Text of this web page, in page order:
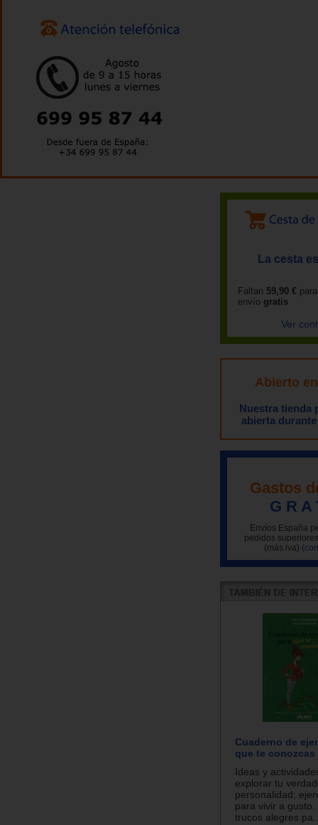
La cesta
Faltan 59,90 €
envío gratis
Ver
Abierto
Nuestra tienda
abierta
Gastos
G R A
Envíos España
pedidos
(más iva)
Cuaderno de
que te conozcas
Ideas y
explorar tu
personalidad;
para vivir a
trucos alegres